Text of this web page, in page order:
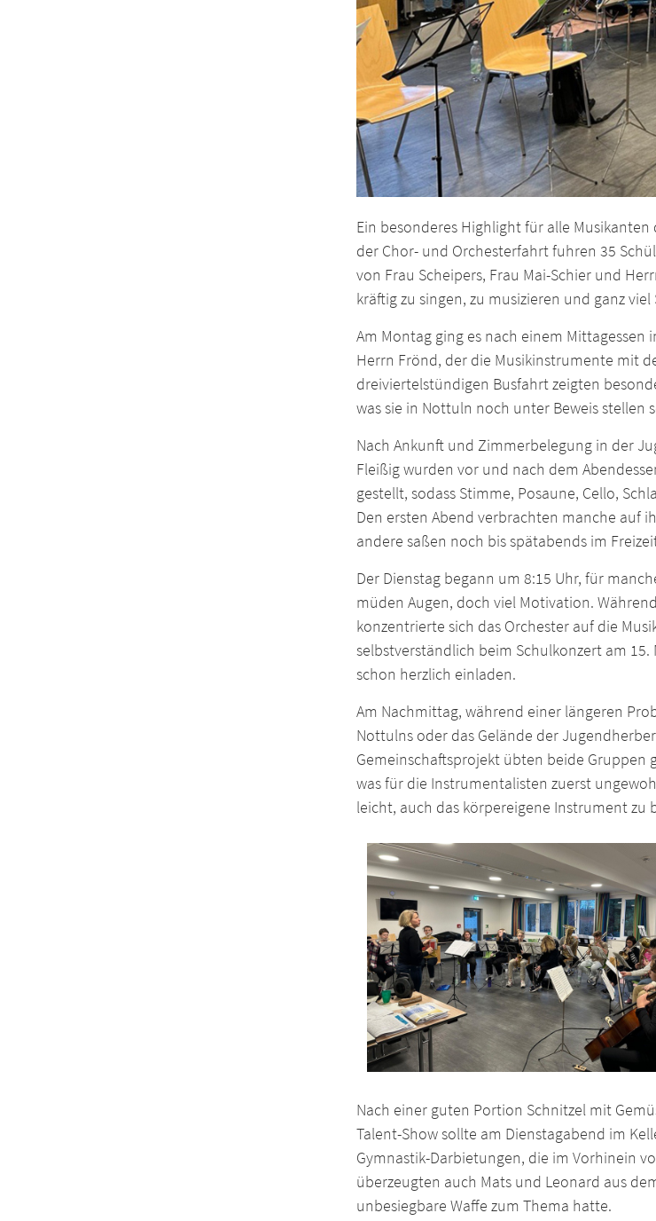
Ein besonderes Highlight für alle
der Chor- und Orchesterfahrt fuhren 35
von Frau Scheipers, Frau Mai-Schier und
kräftig zu singen, zu musizieren und ganz viel
Am Montag ging es nach einem
Herrn Frönd, der die Musikinstrumente mit
dreiviertelstündigen Busfahrt zeigten
was sie in Nottuln noch unter Beweis stellen
Nach Ankunft und Zimmerbelegung in der
Fleißig wurden vor und nach dem
gestellt, sodass Stimme, Posaune, Cello,
Den ersten Abend verbrachten manche auf
andere saßen noch bis spätabends im
Der Dienstag begann um 8:15 Uhr, für
müden Augen, doch viel Motivation.
konzentrierte sich das Orchester auf die
selbstverständlich beim Schulkonzert am
schon herzlich einladen.
Am Nachmittag, während einer längeren
Nottulns oder das Gelände der
Gemeinschaftsprojekt übten beide Gruppen
was für die Instrumentalisten zuerst
leicht, auch das körpereigene Instrument zu
Nach einer guten Portion Schnitzel mit
Talent-Show sollte am Dienstagabend im
Gymnastik-Darbietungen, die im Vorhinein
überzeugten auch Mats und Leonard aus
unbesiegbare Waffe zum Thema hatte.